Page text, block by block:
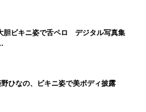
胆ビキニ姿で舌ペロ デジタル写真集
ひなの、ビキニ姿で美ボディ披露